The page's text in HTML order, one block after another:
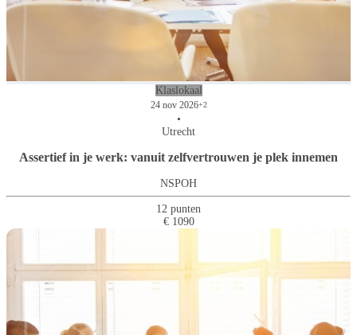
Klaslokaal
24 nov 2026+2
•
Utrecht
Assertief in je werk: vanuit zelfvertrouwen je plek innemen
NSPOH
12 punten
€ 1090